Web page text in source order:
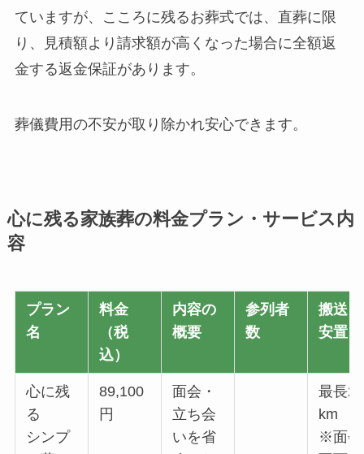
ていますが、こころに残るお葬式では、直葬に限
り、見積額より請求額が高くなった場合に全額返
金する返金保証があります。
葬儀費用の不安が取り除かれ安心できます。
心に残る家族葬の料金プラン・サービス内
容
プラン
名
料金
（税
込）
内容の
概要
参列者
数
搬送・
安置
心に残
る
シンプ
89,100
円
面会・
立ち会
いを省
最長20
km
※面会